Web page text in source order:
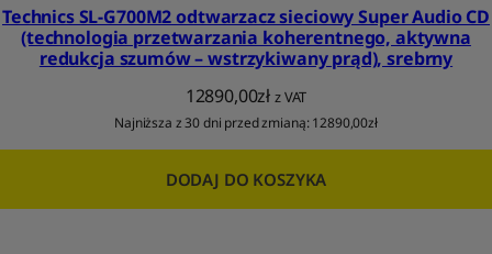
Technics SL-G700M2 odtwarzacz sieciowy Super Audio CD
(technologia przetwarzania koherentnego, aktywna
redukcja szumów – wstrzykiwany prąd), srebrny
12890,00zł z VAT
Najniższa z 30 dni przed zmianą:12890,00zł
DODAJ DO KOSZYKA